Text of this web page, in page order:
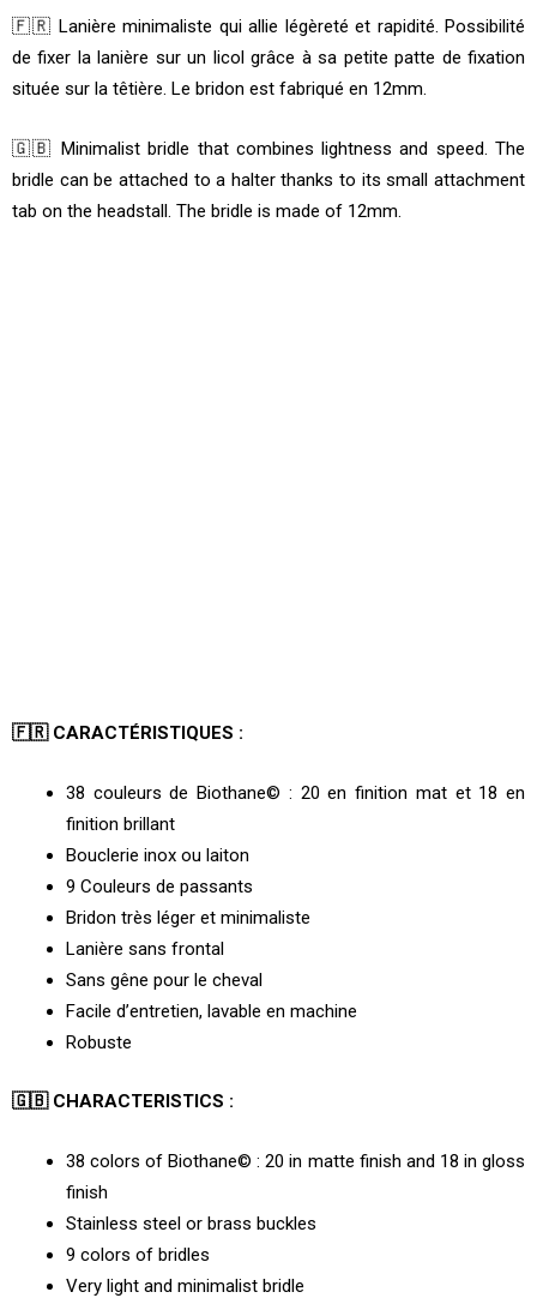
m
🇫🇷 Lanière minimaliste qui allie légèreté et rapidité. Possibilité
de fixer la lanière sur un licol grâce à sa petite patte de fixation
située sur la têtière. Le bridon est fabriqué en 12mm.
🇬🇧 Minimalist bridle that combines lightness and speed. The
bridle can be attached to a halter thanks to its small attachment
tab on the headstall. The bridle is made of 12mm.
🇫🇷 CARACTÉRISTIQUES :
38 couleurs de Biothane© : 20 en finition mat et 18 en
finition brillant
Bouclerie inox ou laiton
9 Couleurs de passants
Bridon très léger et minimaliste
Lanière sans frontal
Sans gêne pour le cheval
Facile d’entretien, lavable en machine
Robuste
🇬🇧 CHARACTERISTICS :
38 colors of Biothane© : 20 in matte finish and 18 in gloss
finish
Stainless steel or brass buckles
9 colors of bridles
Very light and minimalist bridle